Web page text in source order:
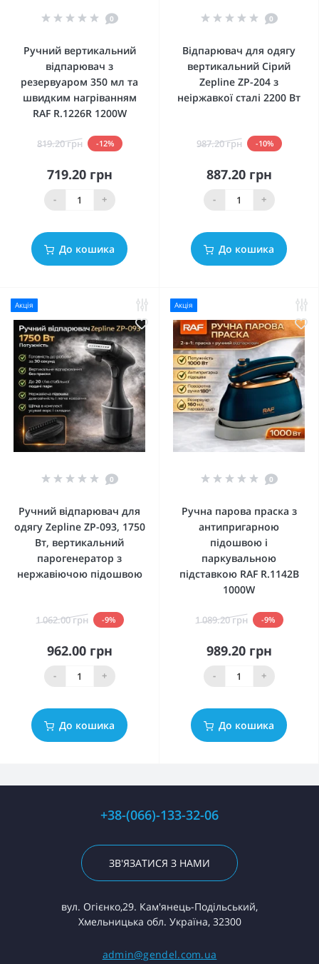
0
Ручний вертикальний
відпарювач з
резервуаром 350 мл та
швидким нагріванням
RAF R.1226R 1200W
819.20 грн -12%
719.20 грн
- +
До кошика
0
Відпарювач для одягу
вертикальний Сірий
Zepline ZP-204 з
неіржавкої сталі 2200 Вт
987.20 грн -10%
887.20 грн
- +
До кошика
Акція
0
Ручний відпарювач для
одягу Zepline ZP-093, 1750
Вт, вертикальний
парогенератор з
нержавіючою підошвою
1 062.00 грн -9%
962.00 грн
- +
До кошика
Акція
0
Ручна парова праска з
антипригарною
підошвою і
паркувальною
підставкою RAF R.1142B
1000W
1 089.20 грн -9%
989.20 грн
- +
До кошика
+38-(066)-133-32-06
ЗВ'ЯЗАТИСЯ З НАМИ
вул. Огієнко,29. Кам'янець-Подільський,
Хмельницька обл. Україна, 32300
admin@gendel.com.ua